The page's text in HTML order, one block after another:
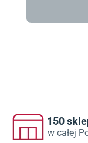
150
w całej